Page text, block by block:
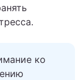
ко